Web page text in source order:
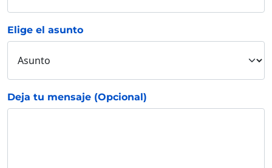
Elige el asunto
Deja tu mensaje (Opcional)